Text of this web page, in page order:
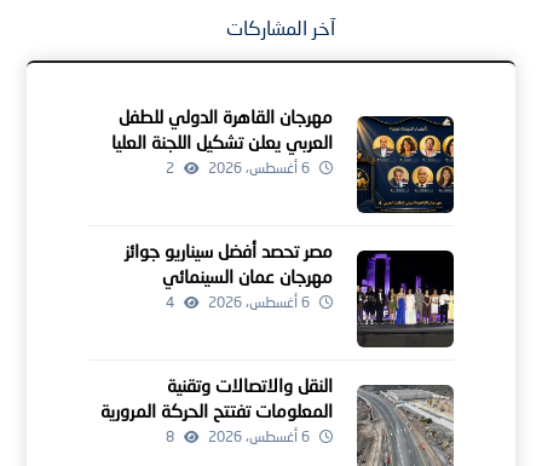
آخر المشاركات
مهرجان القاهرة الدولي للطفل
العربي يعلن تشكيل اللجنة العليا
للدورة الرابعة
6 أغسطس، 2026 2
مصر تحصد أفضل سيناريو جوائز
مهرجان عمان السينمائي
6 أغسطس، 2026 4
النقل والاتصالات وتقنية
المعلومات تفتتح الحركة المرورية
لمشروعين للطرق بالداخلية
6 أغسطس، 2026 8